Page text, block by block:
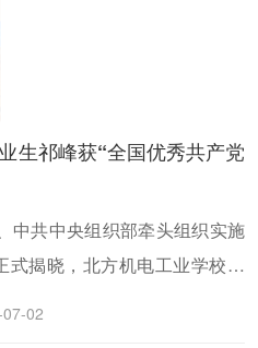
生祁峰获“全国优秀共产党
中共中央组织部牵头组织实施
式揭晓，北方机电工业学校优
02